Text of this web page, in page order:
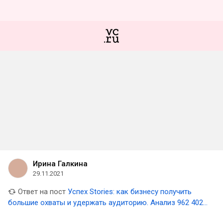
Ирина Галкина
29.11.2021
Ответ на пост Успех Stories: как бизнесу получить
большие охваты и удержать аудиторию. Анализ 962 402